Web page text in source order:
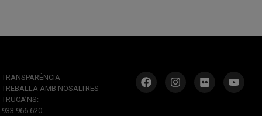
TRANSPARÈNCIA
TREBALLA AMB NOSALTRES
TRUCA’NS:
933 966 620